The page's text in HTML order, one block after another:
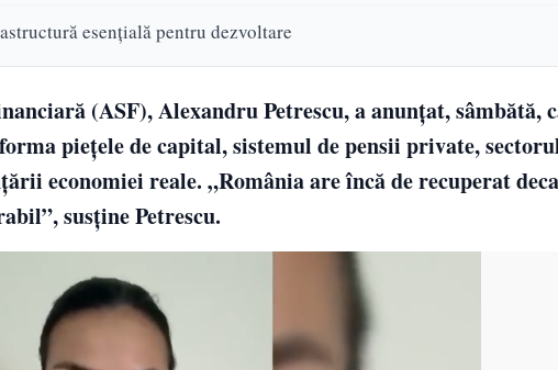
esențială pentru dezvoltare
(ASF), Alexandru Petrescu, a anunțat, sâmbătă,
piețele de capital, sistemul de pensii private,
economiei reale. „România are încă de recuperat
susține Petrescu.